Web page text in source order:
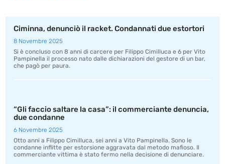
Ciminna, denunciò il racket. Condannati due estortori
8 Novembre 2025
Si è concluso con 8 anni di carcere per Filippo Cimilluca e 6 per Vito
Pampinella il processo nato dalle dichiarazioni del gestore di un bar,
che pagò per paura.
“Gli faccio saltare la casa”: il commerciante denuncia,
due condanne
6 Novembre 2025
Otto anni a Filippo Cimilluca, sei anni a Vito Pampinella. Sono le
condanne inflitte per estorsione aggravata dal metodo mafioso. Il
commerciante vittima è stato fermo nella decisione di denunciare.